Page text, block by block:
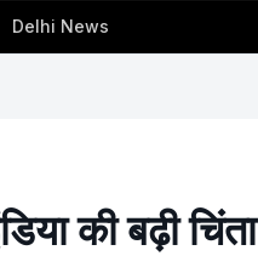
Delhi News
की बढ़ी चिंता